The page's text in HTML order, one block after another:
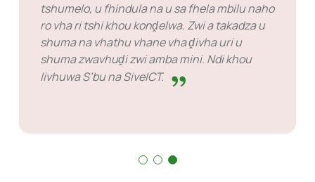
tshumelo, u fhindula na u sa fhela mbilu naho
ro vha ri tshi khou konḓelwa. Zwi a takadza u
shuma na vhathu vhane vha ḓivha uri u
shuma zwavhuḓi zwi amba mini. Ndi khou
livhuwa S’bu na SiveICT.